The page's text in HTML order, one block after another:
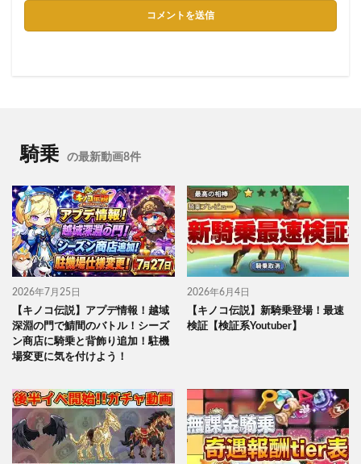
騎乗 の最新動画8件
2026年7月25日
【キノコ伝説】アプデ情報！越域
深淵の門で鯖間のバトル！シーズ
ン商店に騎乗と背飾り追加！駐機
場変更に気を付けよう！
2026年6月4日
【キノコ伝説】新騎乗登場！最速
検証【検証系Youtuber】